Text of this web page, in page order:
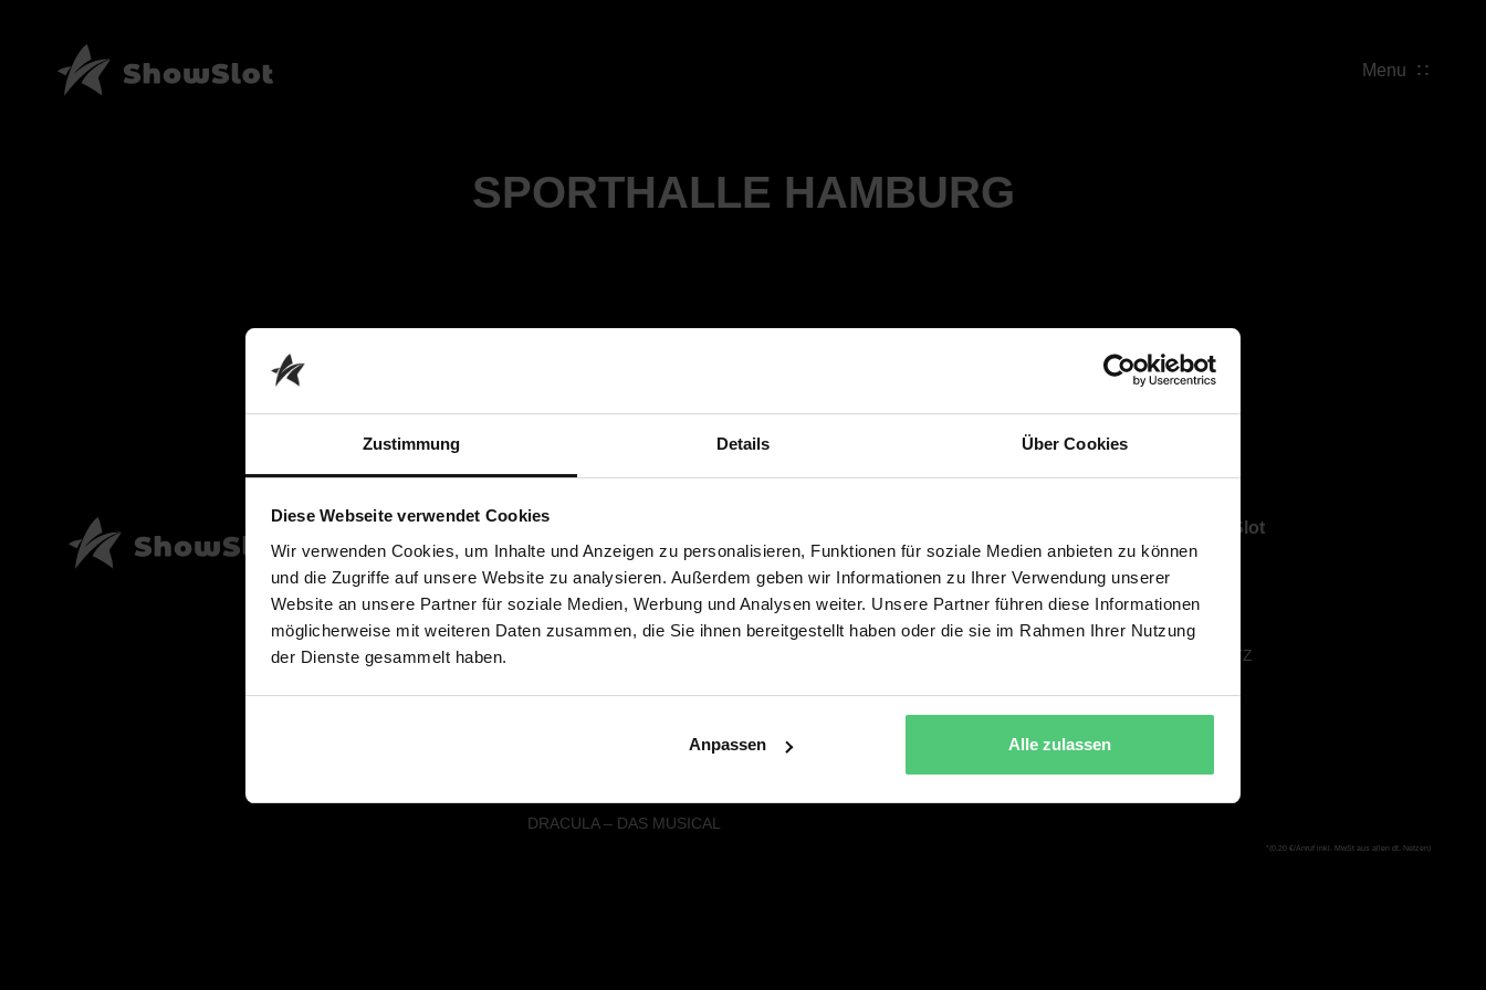
Zustimmung Details Über Cookies
Diese Webseite verwendet Cookies
Wir verwenden Cookies, um Inhalte und Anzeigen zu personalisieren, Funktionen für soziale Medien anbieten zu können
und die Zugriffe auf unsere Website zu analysieren. Außerdem geben wir Informationen zu Ihrer Verwendung unserer
Website an unsere Partner für soziale Medien, Werbung und Analysen weiter. Unsere Partner führen diese Informationen
möglicherweise mit weiteren Daten zusammen, die Sie ihnen bereitgestellt haben oder die sie im Rahmen Ihrer Nutzung
der Dienste gesammelt haben.
Anpassen Alle zulassen
Menu
SPORTHALLE HAMBURG
Alle Musicals & Shows
SISTER ACT – DAS HIMMLISCHE
MUSICAL
FACK JU GÖHTE - DAS MUSICAL
DREI HASELNÜSSE FÜR
DRACULA – DAS MUSICAL
PRESSE
NEWSLETTER
Über ShowSlot
KARRIERE
AGB
DATENSCHUTZ
*(0,20 €/Anruf inkl. MwSt aus allen dt. Netzen)